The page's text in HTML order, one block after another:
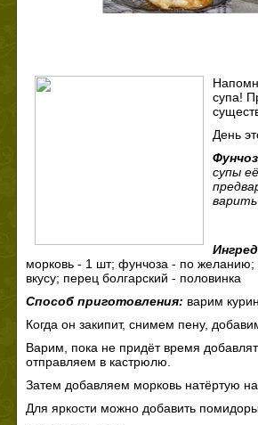
супа!
День
супы
морковь - 1 шт; фунчоза - по желанию;
вкусу; перец болгарский - половинка
Способ приготовления: варим
Когда он закипит, снимем пену,
Варим, пока не придёт время
отправляем в кастрюлю.
Затем добавляем морковь натёртую
Для яркости можно добавить